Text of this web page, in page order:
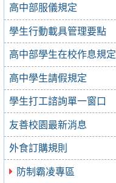
高中部服儀規定
學生行動載具管理要點
高中部學生在校作息規定
高中學生請假規定
學生打工諮詢單一窗口
友善校園最新消息
外食訂購規則
防制霸凌專區